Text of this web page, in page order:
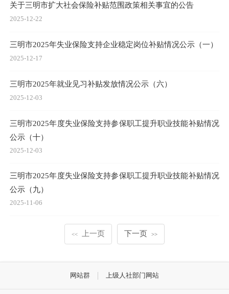
关于三明市扩大社会保险补贴范围政策相关事宜的公告
2025-12-22
三明市2025年失业保险支持企业稳定岗位补贴情况公示（一）
2025-12-17
三明市2025年就业见习补贴发放情况公示（六）
2025-12-03
三明市2025年度失业保险支持参保职工提升职业技能补贴情况
公示（十）
2025-12-03
三明市2025年度失业保险支持参保职工提升职业技能补贴情况
公示（九）
2025-11-06
<< 上一页 下一页 >>
网站群 上级人社部门网站